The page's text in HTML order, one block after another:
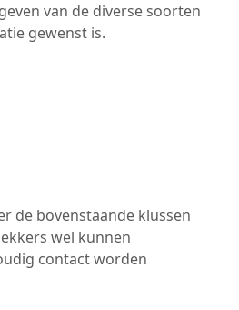
van de diverse soorten
gewenst is.
de bovenstaande klussen
wel kunnen
contact worden